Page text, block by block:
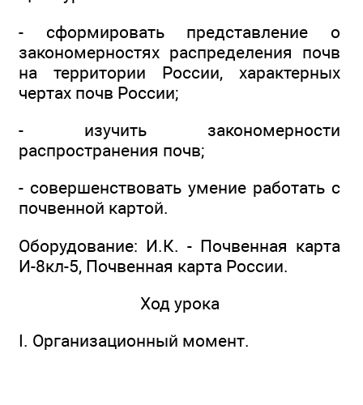
- сформировать представление о
закономерностях распределения почв
на территории России, характерных
чертах почв России;
- изучить закономерности
распространения почв;
- совершенствовать умение работать с
почвенной картой.
Оборудование: И.К. - Почвенная карта
И-8кл-5, Почвенная карта России.
Ход урока
I. Организационный момент.